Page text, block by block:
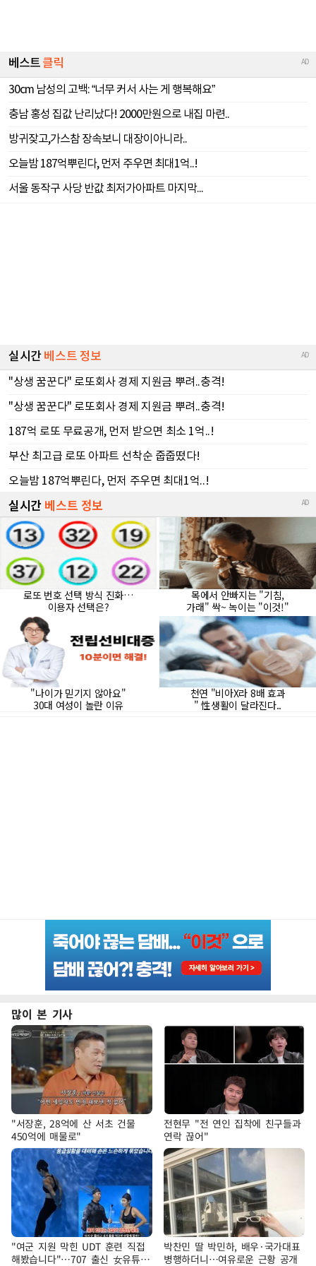
많이 본 기사
"서장훈, 28억에 산 서초 건물
450억에 매물로"
전현무 "전 연인 집착에 친구들과
연락 끊어"
"여군 지원 막힌 UDT 훈련 직접
해봤습니다"…707 출신 女유튜버
박찬민 딸 박민하, 배우·국가대표
병행하더니…여유로운 근황 공개